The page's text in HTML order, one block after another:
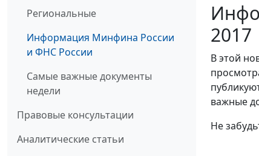
Региональные
Информация Минфина России
и ФНС России
Самые важные документы
недели
Правовые консультации
Аналитические статьи
2017
В этой
важные
Не